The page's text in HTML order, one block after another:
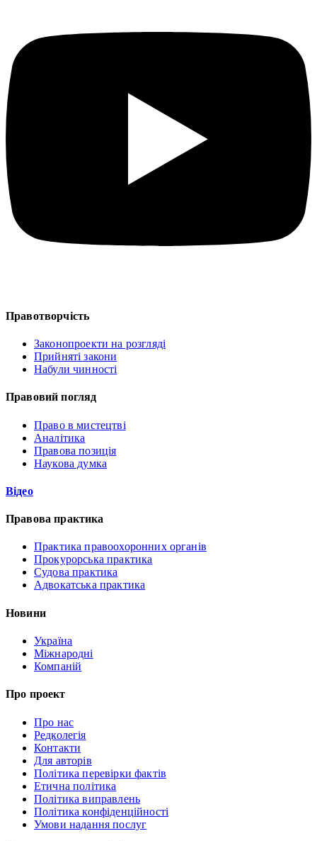
Правотворчість
Законопроекти на розгляді
Прийняті закони
Набули чинності
Правовий погляд
Право в мистецтві
Аналітика
Правова позиція
Наукова думка
Відео
Правова практика
Практика правоохоронних органів
Прокурорська практика
Судова практика
Адвокатська практика
Новини
Україна
Міжнародні
Компаній
Про проект
Про нас
Редколегія
Контакти
Для авторів
Політика перевірки фактів
Етична політика
Політика виправлень
Політика конфіденційності
Умови надання послуг